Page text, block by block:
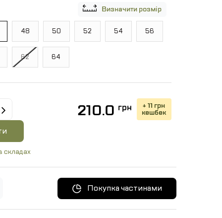
Визначити розмір
48 50 52 54 56
62 64
210.0 грн + 11 грн
кешбек
складах
Покупка частинами